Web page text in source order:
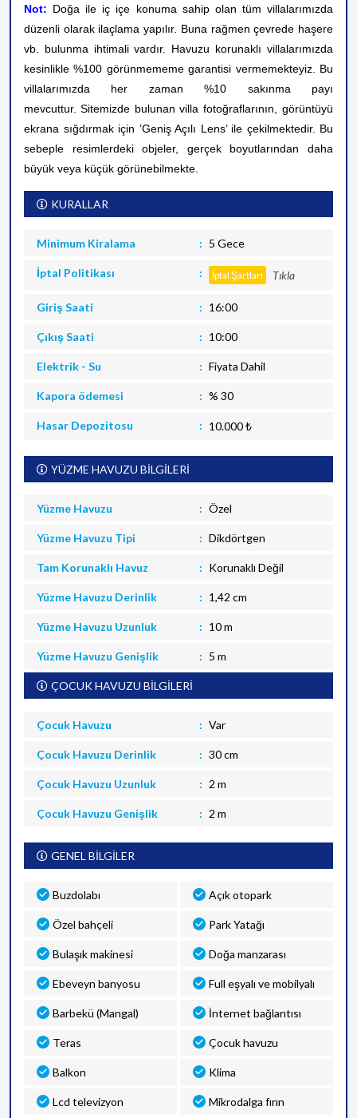
Not: Doğa ile iç içe konuma sahip olan tüm villalarımızda
düzenli olarak ilaçlama yapılır. Buna rağmen çevrede haşere
vb. bulunma ihtimali vardır. Havuzu korunaklı villalarımızda
kesinlikle %100 görünmememe garantisi vermemekteyiz. Bu
villalarımızda her zaman %10 sakınma payı
mevcuttur. Sitemizde bulunan villa fotoğraflarının, görüntüyü
ekrana sığdırmak için ’Geniş Açılı Lens’ ile çekilmektedir. Bu
sebeple resimlerdeki objeler, gerçek boyutlarından daha
büyük veya küçük görünebilmekte.
KURALLAR
Minimum Kiralama 5 Gece
İptal Politikası İptal Şartları Tıkla
Giriş Saati 16:00
Çıkış Saati 10:00
Elektrik - Su Fiyata Dahil
Kapora ödemesi % 30
Hasar Depozitosu 10.000 ₺
YÜZME HAVUZU BİLGİLERİ
Yüzme Havuzu Özel
Yüzme Havuzu Tipi Dikdörtgen
Tam Korunaklı Havuz Korunaklı Değil
Yüzme Havuzu Derinlik 1,42 cm
Yüzme Havuzu Uzunluk 10 m
Yüzme Havuzu Genişlik 5 m
ÇOCUK HAVUZU BİLGİLERİ
Çocuk Havuzu Var
Çocuk Havuzu Derinlik 30 cm
Çocuk Havuzu Uzunluk 2 m
Çocuk Havuzu Genişlik 2 m
GENEL BİLGİLER
Buzdolabı Açık otopark
Özel bahçeli Park Yatağı
Bulaşık makinesi Doğa manzarası
Ebeveyn banyosu Full eşyalı ve mobilyalı
Barbekü (Mangal) İnternet bağlantısı
Teras Çocuk havuzu
Balkon Klima
Lcd televizyon Mikrodalga fırın